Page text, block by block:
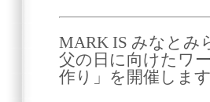
MARK IS みなとみ
父の日に向けたワ
作り」を開催します